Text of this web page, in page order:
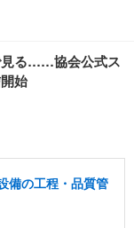
見る……協会公式ス
始
備の工程・品質管